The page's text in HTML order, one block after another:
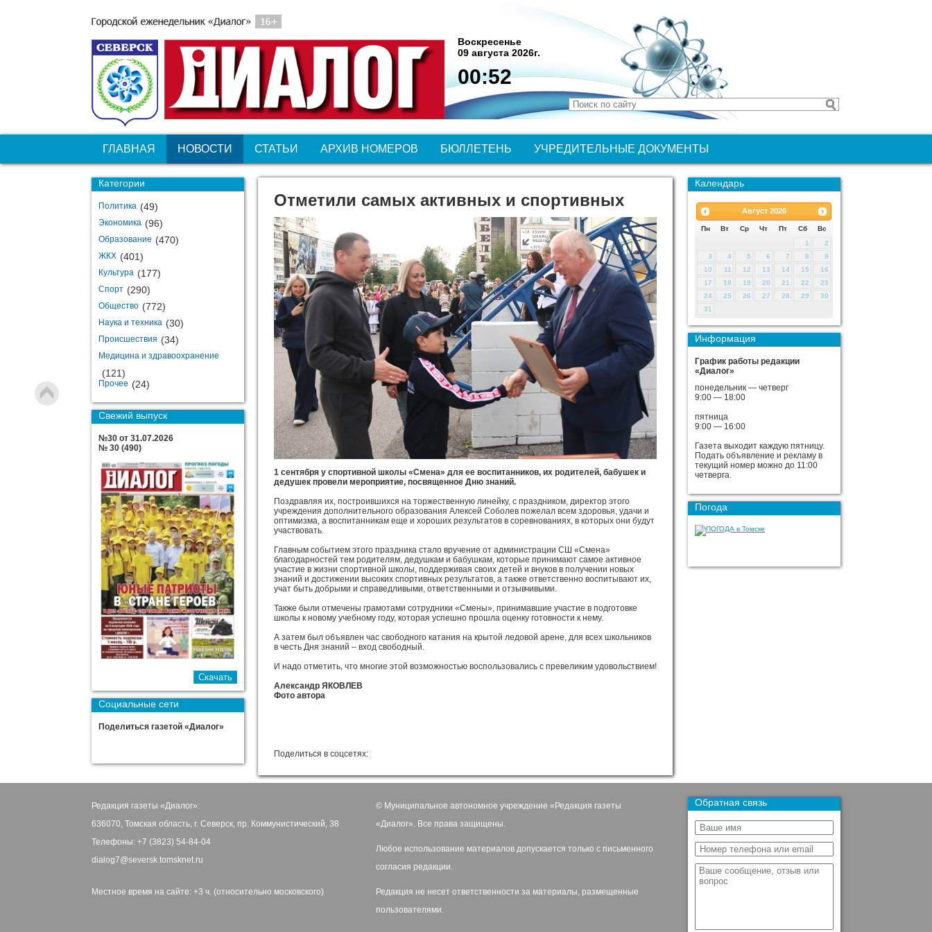
Воскресенье
09 августа 2026г.
00:52
ГЛАВНАЯ НОВОСТИ СТАТЬИ АРХИВ НОМЕРОВ БЮЛЛЕТЕНЬ УЧРЕДИТЕЛЬНЫЕ ДОКУМЕНТЫ
Категории
Политика (49)
Экономика (96)
Образование (470)
ЖКХ (401)
Культура (177)
Спорт (290)
Общество (772)
Наука и техника (30)
Происшествия (34)
Медицина и здравоохранение
(121)
Прочее (24)
Свежий выпуск
№30 от 31.07.2026
№ 30 (490)
Социальные сети
Поделиться газетой «Диалог»
Отметили самых активных и спортивных
1 сентября у спортивной школы «Смена» для ее воспитанников, их родителей, бабушек и
дедушек провели мероприятие, посвященное Дню знаний.
Поздравляя их, построившихся на торжественную линейку, с праздником, директор этого
учреждения дополнительного образования Алексей Соболев пожелал всем здоровья, удачи и
оптимизма, а воспитанникам еще и хороших результатов в соревнованиях, в которых они будут
участвовать.
Главным событием этого праздника стало вручение от администрации СШ «Смена»
благодарностей тем родителям, дедушкам и бабушкам, которые принимают самое активное
участие в жизни спортивной школы, поддерживая своих детей и внуков в получении новых
знаний и достижении высоких спортивных результатов, а также ответственно воспитывают их,
учат быть добрыми и справедливыми, ответственными и отзывчивыми.
Также были отмечены грамотами сотрудники «Смены», принимавшие учас­тие в подготовке
школы к новому учебному году, которая успешно прошла оценку готовности к нему.
А затем был объявлен час свободного катания на крытой ледовой арене, для всех школьников
в честь Дня знаний – вход свободный.
И надо отметить, что многие этой возможностью воспользовались с превеликим удовольствием!
Александр ЯКОВЛЕВ
Фото автора
Поделиться в соцсетях:
Календарь
Август 2026
Пн Вт Ср Чт Пт Сб
Вс
1
2
3
4 5 6 7 8
9
10
11 12 13 14 15
16
17
18 19 20 21 22
23
24
25 26 27 28 29
30
31
Информация
График работы редакции
«Диалог»
понедельник — четверг
9:00 — 18:00
пятница
9:00 — 16:00
Газета выходит каждую пятницу.
Подать объявление и рекламу в
текущий номер можно до 11:00
четверга.
Погода
Редакция газеты «Диалог»:
636070, Томская область, г. Северск, пр. Коммунистический, 38
Телефоны: +7 (3823) 54-84-04
dialog7@seversk.tomsknet.ru
Местное время на сайте: +3 ч. (относительно московского)
© Муниципальное автономное учреждение «Редакция газеты
«Диалог». Все права защищены.
Любое использование материалов допускается только с письменного
согласия редакции.
Редакция не несет ответственности за материалы, размещенные
пользователями.
Обратная связь